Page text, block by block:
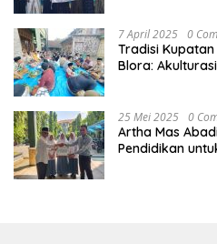
7 April 2025 0
Tradisi Kupatan
Blora:
25 Mei 2025 0
Artha Mas
Pendidikan